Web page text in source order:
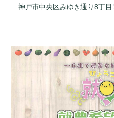
神戸市中央区みゆき通り8丁